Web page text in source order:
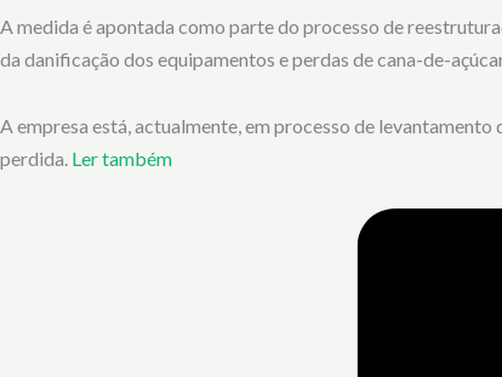
A medida é apontada como parte do processo de
da danificação dos equipamentos e perdas de cana-de-
A empresa está, actualmente, em processo de levantamento
perdida. Ler também